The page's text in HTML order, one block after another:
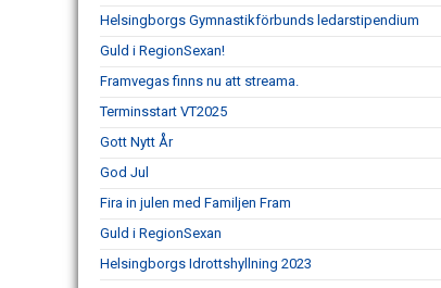
Helsingborgs Gymnastikförbunds ledarstipendium
Guld i RegionSexan!
Framvegas finns nu att streama.
Terminsstart VT2025
Gott Nytt År
God Jul
Fira in julen med Familjen Fram
Guld i RegionSexan
Helsingborgs Idrottshyllning 2023